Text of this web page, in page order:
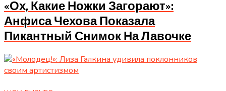
«Ох, Какие Ножки Загорают»:
Анфиса Чехова Показала
Пикантный Снимок На Лавочке